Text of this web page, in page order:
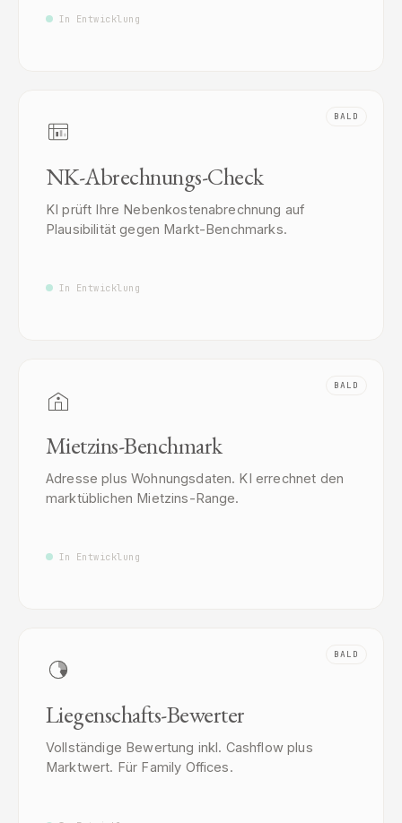
In Entwicklung
BALD
NK-Abrechnungs-Check
KI prüft Ihre Nebenkostenabrechnung auf
Plausibilität gegen Markt-Benchmarks.
In Entwicklung
BALD
Mietzins-Benchmark
Adresse plus Wohnungsdaten. KI errechnet den
marktüblichen Mietzins-Range.
In Entwicklung
BALD
Liegenschafts-Bewerter
Vollständige Bewertung inkl. Cashflow plus
Marktwert. Für Family Offices.